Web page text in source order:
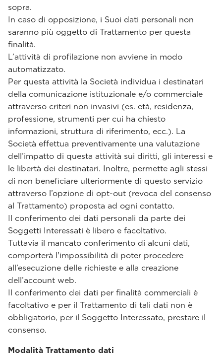
sopra.
In caso di opposizione, i Suoi dati personali non
saranno più oggetto di Trattamento per questa
finalità.
L’attività di profilazione non avviene in modo
automatizzato.
Per questa attività la Società individua i destinatari
della comunicazione istituzionale e/o commerciale
attraverso criteri non invasivi (es. età, residenza,
professione, strumenti per cui ha chiesto
informazioni, struttura di riferimento, ecc.). La
Società effettua preventivamente una valutazione
dell’impatto di questa attività sui diritti, gli interessi e
le libertà dei destinatari. Inoltre, permette agli stessi
di non beneficiare ulteriormente di questo servizio
attraverso l’opzione di opt-out (revoca del consenso
al Trattamento) proposta ad ogni contatto.
Il conferimento dei dati personali da parte dei
Soggetti Interessati è libero e facoltativo.
Tuttavia il mancato conferimento di alcuni dati,
comporterà l'impossibilità di poter procedere
all’esecuzione delle richieste e alla creazione
dell’account web.
Il conferimento dei dati per finalità commerciali è
facoltativo e per il Trattamento di tali dati non è
obbligatorio, per il Soggetto Interessato, prestare il
consenso.
Modalità Trattamento dati